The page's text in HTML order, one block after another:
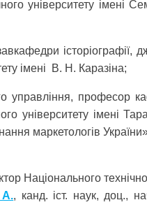
університету імені
історіографії,
імені В. Н. Каразіна;
управління, професор
університету імені
маркетологів
Національного
А., канд. іст. наук, доц.,